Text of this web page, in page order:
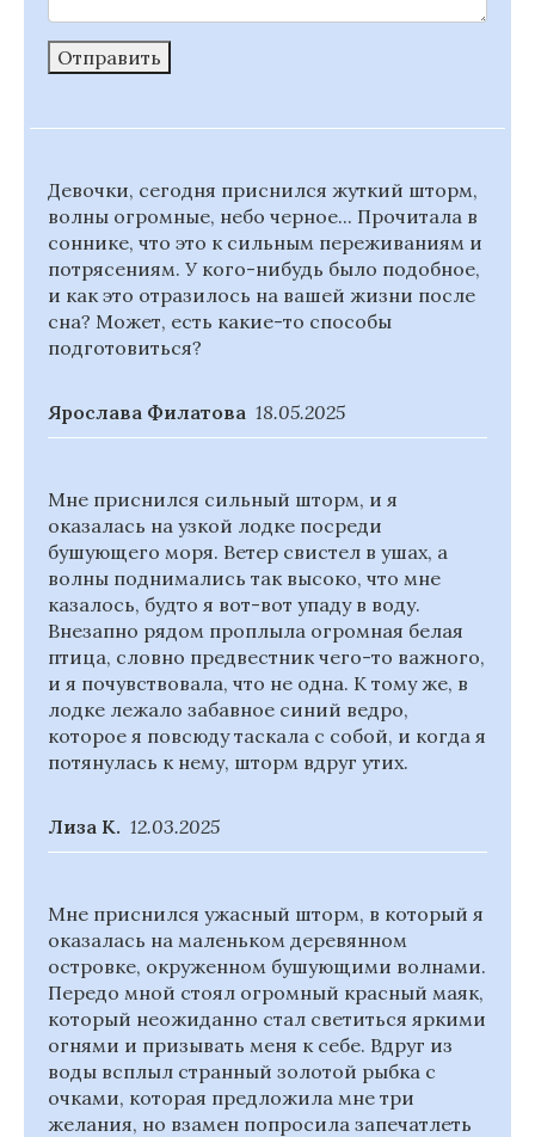
Отправить
Девочки, сегодня приснился жуткий шторм,
волны огромные, небо черное... Прочитала в
соннике, что это к сильным переживаниям и
потрясениям. У кого-нибудь было подобное,
и как это отразилось на вашей жизни после
сна? Может, есть какие-то способы
подготовиться?
Ярослава Филатова 18.05.2025
Мне приснился сильный шторм, и я
оказалась на узкой лодке посреди
бушующего моря. Ветер свистел в ушах, а
волны поднимались так высоко, что мне
казалось, будто я вот-вот упаду в воду.
Внезапно рядом проплыла огромная белая
птица, словно предвестник чего-то важного,
и я почувствовала, что не одна. К тому же, в
лодке лежало забавное синий ведро,
которое я повсюду таскала с собой, и когда я
потянулась к нему, шторм вдруг утих.
Лиза К. 12.03.2025
Мне приснился ужасный шторм, в который я
оказалась на маленьком деревянном
островке, окруженном бушующими волнами.
Передо мной стоял огромный красный маяк,
который неожиданно стал светиться яркими
огнями и призывать меня к себе. Вдруг из
воды всплыл странный золотой рыбка с
очками, которая предложила мне три
желания, но взамен попросила запечатлеть